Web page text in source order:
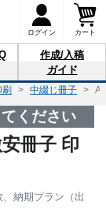
ログイン カート
作成/入稿
ガイド
中綴じ冊子
ください
冊子 印
納期プラン（出